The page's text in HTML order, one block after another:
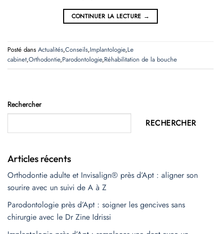
CONTINUER LA LECTURE →
Posté dans Actualités,Conseils,Implantologie,Le
cabinet,Orthodontie,Parodontologie,Réhabilitation de la bouche
Rechercher
RECHERCHER
Articles récents
Orthodontie adulte et Invisalign® près d’Apt : aligner son
sourire avec un suivi de A à Z
Parodontologie près d’Apt : soigner les gencives sans
chirurgie avec le Dr Zine Idrissi